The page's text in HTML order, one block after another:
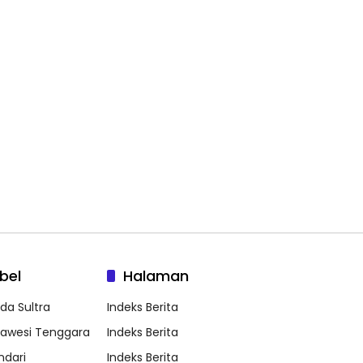
Sultra
Tenggara
Halaman
Indeks Berita
Indeks Berita
Indeks Berita